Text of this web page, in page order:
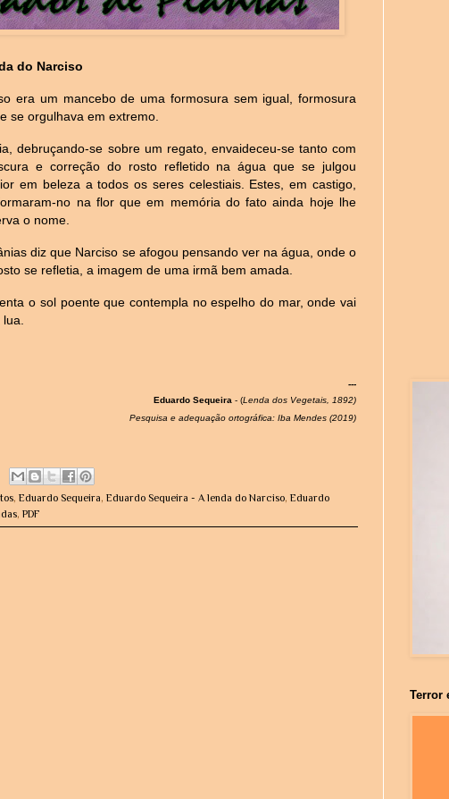
do Narciso
era um mancebo de uma formosura sem igual, formosura
se orgulhava em extremo.
debruçando-se sobre um regato, envaideceu-se tanto com
e correção do rosto refletido na água que se julgou
em beleza a todos os seres celestiais. Estes, em castigo,
no na flor que em memória do fato ainda hoje lhe
o nome.
diz que Narciso se afogou pensando ver na água, onde o
se refletia, a imagem de uma irmã bem amada.
o sol poente que contempla no espelho do mar, onde vai
---
Eduardo Sequeira - (Lenda dos Vegetais, 1892)
Pesquisa e adequação ortográfica: Iba Mendes (2019)
, Eduardo Sequeira, Eduardo Sequeira - A lenda do Narciso, Eduardo
, PDF
Terror